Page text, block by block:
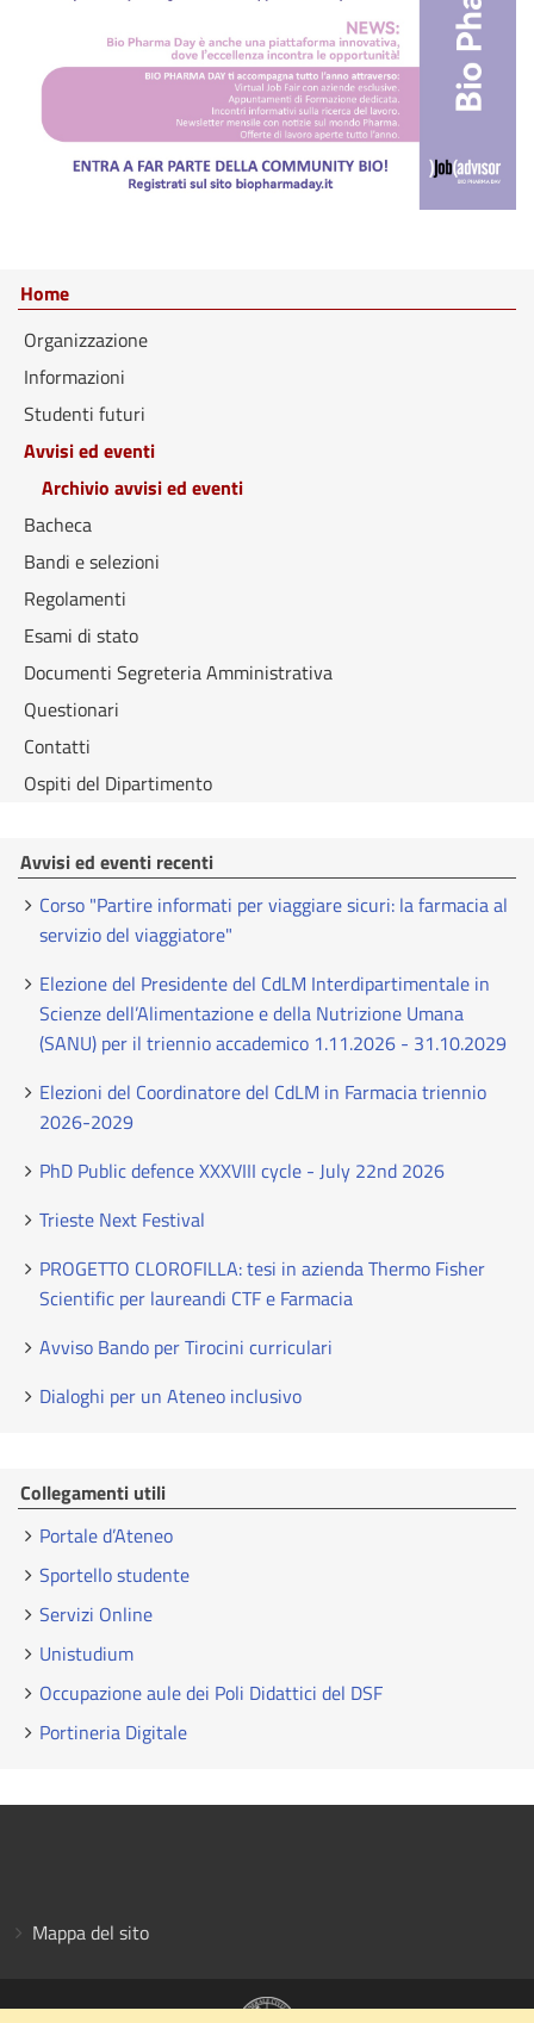
Home
Organizzazione
Informazioni
Studenti futuri
Avvisi ed eventi
Archivio avvisi ed eventi
Bacheca
Bandi e selezioni
Regolamenti
Esami di stato
Documenti Segreteria Amministrativa
Questionari
Contatti
Ospiti del Dipartimento
Avvisi ed eventi recenti
Corso "Partire informati per viaggiare sicuri: la farmacia al
servizio del viaggiatore"
Elezione del Presidente del CdLM Interdipartimentale in
Scienze dell’Alimentazione e della Nutrizione Umana
(SANU) per il triennio accademico 1.11.2026 - 31.10.2029
Elezioni del Coordinatore del CdLM in Farmacia triennio
2026-2029
PhD Public defence XXXVIII cycle - July 22nd 2026
Trieste Next Festival
PROGETTO CLOROFILLA: tesi in azienda Thermo Fisher
Scientific per laureandi CTF e Farmacia
Avviso Bando per Tirocini curriculari
Dialoghi per un Ateneo inclusivo
Collegamenti utili
Portale d’Ateneo
Sportello studente
Servizi Online
Unistudium
Occupazione aule dei Poli Didattici del DSF
Portineria Digitale
Mappa del sito